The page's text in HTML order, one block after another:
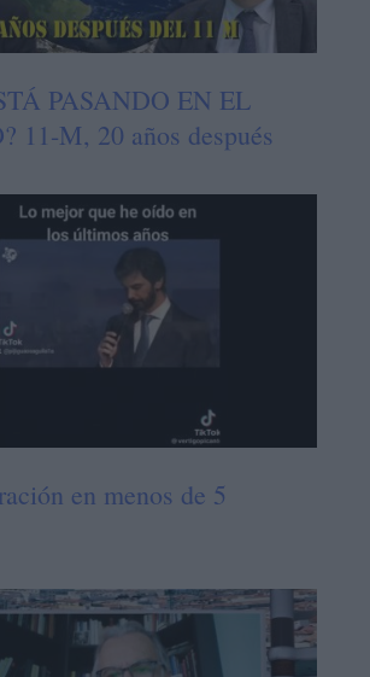
PASANDO EN EL
11-M, 20 años después
en menos de 5